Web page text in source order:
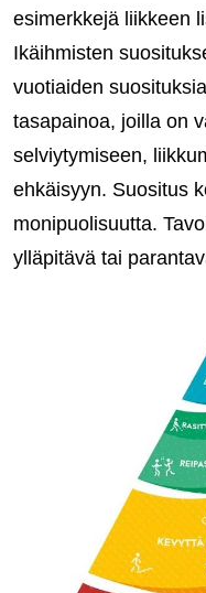
esimerkkejä liikkeen
Ikäihmisten
vuotiaiden
tasapainoa, joilla on
selviytymiseen,
ehkäisyyn. Suositus
monipuolisuutta.
ylläpitävä tai